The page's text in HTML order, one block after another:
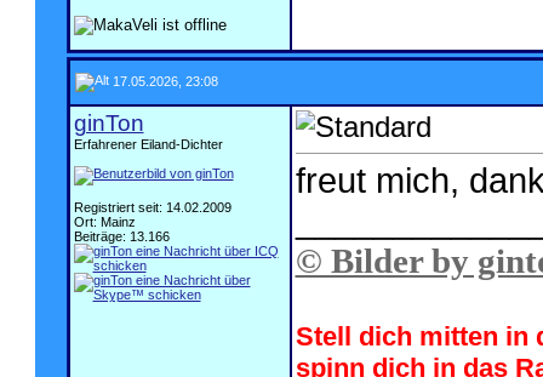
17.05.2026, 23:08
ginTon
Erfahrener Eiland-Dichter
Registriert seit: 14.02.2009
Ort: Mainz
Beiträge: 13.166
freut mich,
© Bilder by
Stell dich mitten in
spinn dich in das